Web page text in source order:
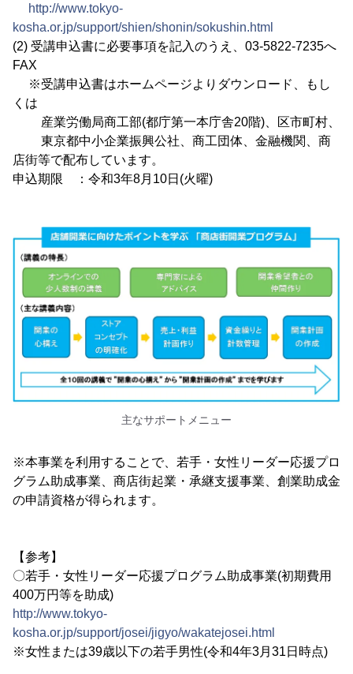
http://www.tokyo-
kosha.or.jp/support/shien/shonin/sokushin.html
(2) 受講申込書に必要事項を記入のうえ、03-5822-7235へ
FAX
※受講申込書はホームページよりダウンロード、もし
くは
産業労働局商工部(都庁第一本庁舎20階)、区市町村、
東京都中小企業振興公社、商工団体、金融機関、商
店街等で配布しています。
申込期限 ：令和3年8月10日(火曜)
主なサポートメニュー
※本事業を利用することで、若手・女性リーダー応援プロ
グラム助成事業、商店街起業・承継支援事業、創業助成金
の申請資格が得られます。
【参考】
〇若手・女性リーダー応援プログラム助成事業(初期費用
400万円等を助成)
http://www.tokyo-
kosha.or.jp/support/josei/jigyo/wakatejosei.html
※女性または39歳以下の若手男性(令和4年3月31日時点)